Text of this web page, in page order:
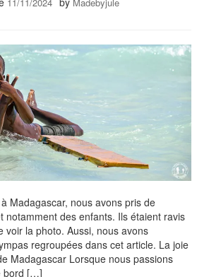
Madagascar, nous avons pris de
notamment des enfants. Ils étaient ravis
voir la photo. Aussi, nous avons
regroupées dans cet article. La joie
Madagascar Lorsque nous passions
bord […]